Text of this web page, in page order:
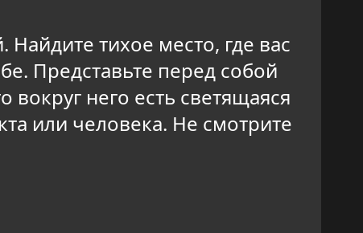
тихое место, где вас
Представьте перед собой
вокруг него есть светящаяся
или человека. Не смотрите